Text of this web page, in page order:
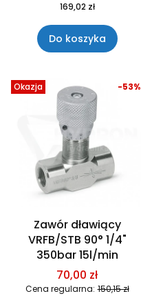
169,02 zł
Do koszyka
Okazja
Zawór dławiący
VRFB/STB 90° 1/4"
350bar 15l/min
70,00 zł
Cena regularna: 150,15 zł
-53%